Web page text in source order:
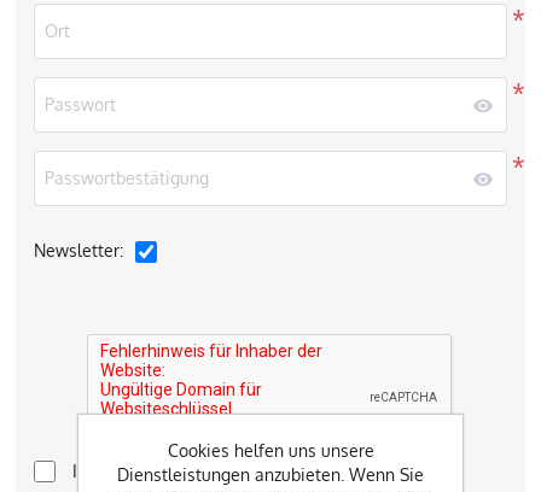
*
*
*
Newsletter:
Ich akzeptiere die Datenschutzerklärung (lesen)
Cookies helfen uns unsere
Dienstleistungen anzubieten. Wenn Sie